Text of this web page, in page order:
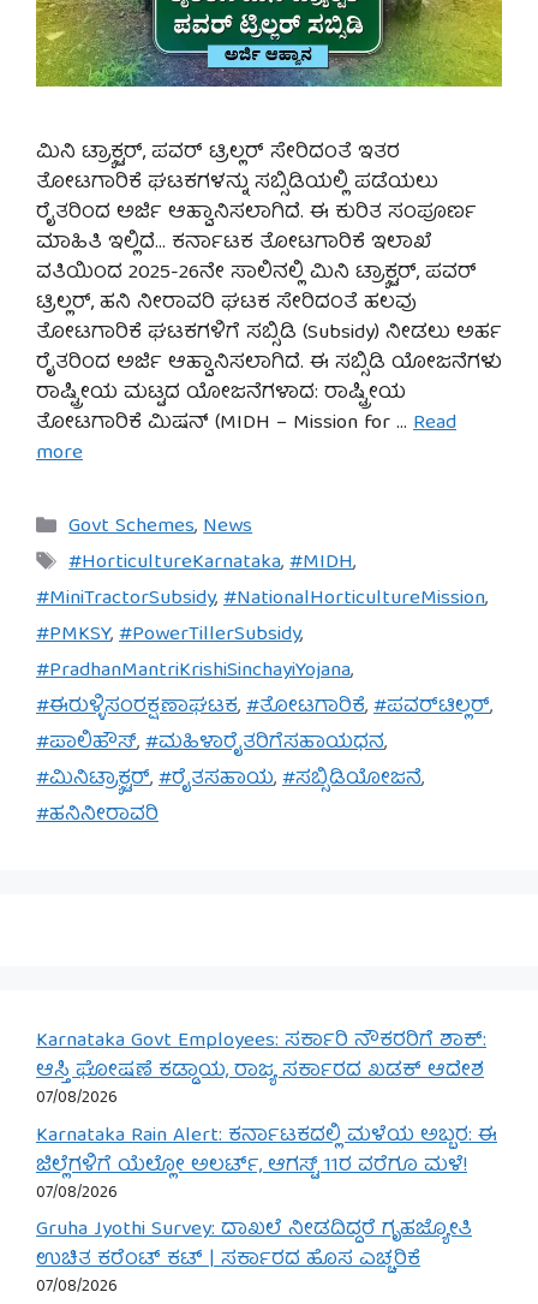
ಮಿನಿ ಟ್ರ‍್ಯಾಕ್ಟರ್, ಪವರ್ ಟ್ರಿಲ್ಲರ್ ಸೇರಿದಂತೆ ಇತರ
ತೋಟಗಾರಿಕೆ ಘಟಕಗಳನ್ನು ಸಬ್ಸಿಡಿಯಲ್ಲಿ ಪಡೆಯಲು
ರೈತರಿಂದ ಅರ್ಜಿ ಆಹ್ವಾನಿಸಲಾಗಿದೆ. ಈ ಕುರಿತ ಸಂಪೂರ್ಣ
ಮಾಹಿತಿ ಇಲ್ಲಿದೆ… ಕರ್ನಾಟಕ ತೋಟಗಾರಿಕೆ ಇಲಾಖೆ
ವತಿಯಿಂದ 2025-26ನೇ ಸಾಲಿನಲ್ಲಿ ಮಿನಿ ಟ್ರ‍್ಯಾಕ್ಟರ್, ಪವರ್
ಟ್ರಿಲ್ಲರ್, ಹನಿ ನೀರಾವರಿ ಘಟಕ ಸೇರಿದಂತೆ ಹಲವು
ತೋಟಗಾರಿಕೆ ಘಟಕಗಳಿಗೆ ಸಬ್ಸಿಡಿ (Subsidy) ನೀಡಲು ಅರ್ಹ
ರೈತರಿಂದ ಅರ್ಜಿ ಆಹ್ವಾನಿಸಲಾಗಿದೆ. ಈ ಸಬ್ಸಿಡಿ ಯೋಜನೆಗಳು
ರಾಷ್ಟ್ರೀಯ ಮಟ್ಟದ ಯೋಜನೆಗಳಾದ: ರಾಷ್ಟ್ರೀಯ
ತೋಟಗಾರಿಕೆ ಮಿಷನ್ (MIDH – Mission for … Read
more
Categories
Govt Schemes,News
Tags
#HorticultureKarnataka,#MIDH,
#MiniTractorSubsidy,#NationalHorticultureMission,
#PMKSY,#PowerTillerSubsidy,
#PradhanMantriKrishiSinchayiYojana,
#ಈರುಳ್ಳಿಸಂರಕ್ಷಣಾಘಟಕ,#ತೋಟಗಾರಿಕೆ,#ಪವರ್‌ಟಿಲ್ಲರ್,
#ಪಾಲಿಹೌಸ್,#ಮಹಿಳಾರೈತರಿಗೆಸಹಾಯಧನ,
#ಮಿನಿಟ್ರ‍್ಯಾಕ್ಟರ್,#ರೈತಸಹಾಯ,#ಸಬ್ಸಿಡಿಯೋಜನೆ,
#ಹನಿನೀರಾವರಿ
Karnataka Govt Employees: ಸರ್ಕಾರಿ ನೌಕರರಿಗೆ ಶಾಕ್:
ಆಸ್ತಿ ಘೋಷಣೆ ಕಡ್ಡಾಯ, ರಾಜ್ಯ ಸರ್ಕಾರದ ಖಡಕ್ ಆದೇಶ
07/08/2026
Karnataka Rain Alert: ಕರ್ನಾಟಕದಲ್ಲಿ ಮಳೆಯ ಅಬ್ಬರ: ಈ
ಜಿಲ್ಲೆಗಳಿಗೆ ಯೆಲ್ಲೋ ಅಲರ್ಟ್, ಆಗಸ್ಟ್ 11ರ ವರೆಗೂ ಮಳೆ!
07/08/2026
Gruha Jyothi Survey: ದಾಖಲೆ ನೀಡದಿದ್ದರೆ ಗೃಹಜ್ಯೋತಿ
ಉಚಿತ ಕರೆಂಟ್ ಕಟ್ | ಸರ್ಕಾರದ ಹೊಸ ಎಚ್ಚರಿಕೆ
07/08/2026